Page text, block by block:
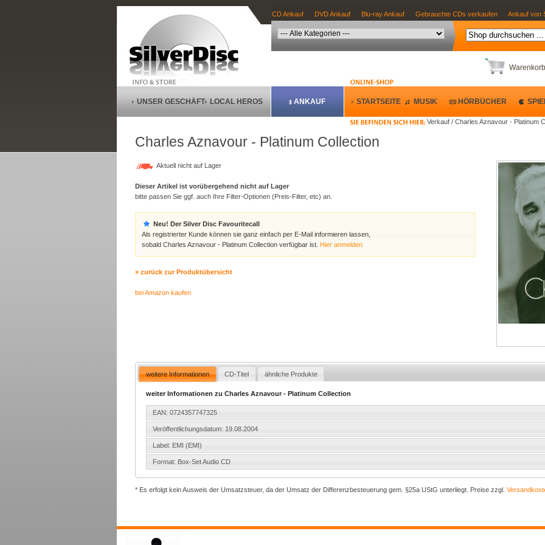
CD Ankauf DVD Ankauf Blu-ray Ankauf Gebrauchte CDs verkaufen Ankauf von
Warenkorb
Verkauf / Charles Aznavour - Platinum
UNSER GESCHÄFT LOCAL HEROS ANKAUF STARTSEITE MUSIK HÖRBÜCHER
Charles Aznavour - Platinum Collection
Aktuell nicht auf Lager
Dieser Artikel ist vorübergehend nicht auf Lager
bitte passen Sie ggf. auch Ihre Filter-Optionen (Preis-Filter, etc) an.
Neu! Der Silver Disc Favouritecall
Als registrierter Kunde können sie ganz einfach per E-Mail informieren lassen,
sobald Charles Aznavour - Platinum Collection verfügbar ist. Hier anmelden
» zurück zur Produktübersicht
bei Amazon kaufen
weitere Informationen CD-Titel ähnliche Produkte
weiter Informationen zu Charles Aznavour - Platinum Collection
EAN: 0724357747325
Veröffentlichungsdatum: 19.08.2004
Label: EMI (EMI)
Format: Box-Set Audio CD
* Es erfolgt kein Ausweis der Umsatzsteuer, da der Umsatz der Differenzbesteuerung gem. §25a UStG unterliegt. Preise zzgl.